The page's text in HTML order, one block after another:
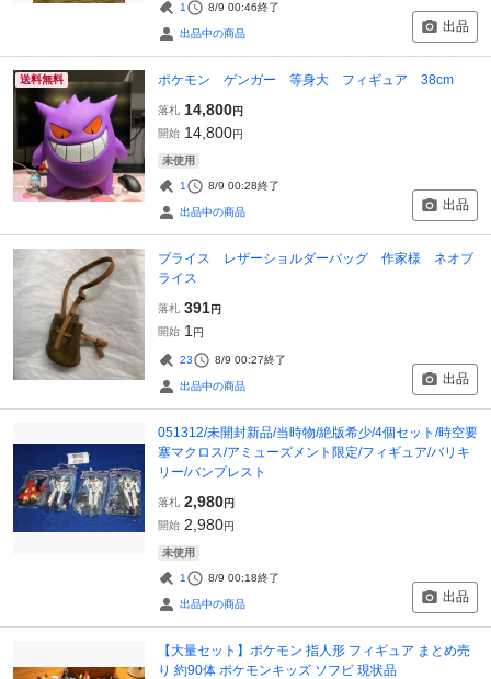
1 8/9 00:46終了
出品中の商品 出品
送料無料 ポケモン ゲンガー 等身大 フィギュア 38cm
落札 14,800円
開始 14,800円
未使用
1 8/9 00:28終了
出品中の商品 出品
ブライス レザーショルダーバッグ 作家様 ネオブ
ライス
落札 391円
開始 1 円
23 8/9 00:27終了
出品中の商品 出品
051312/未開封新品/当時物/絶版希少/4個セット/時空要
塞マクロス/アミューズメント限定/フィギュア/バリキ
リー/バンプレスト
落札 2,980円
開始 2,980円
未使用
1 8/9 00:18終了
出品中の商品 出品
【大量セット】ポケモン 指人形 フィギュア まとめ売
り 約90体 ポケモンキッズ ソフビ 現状品